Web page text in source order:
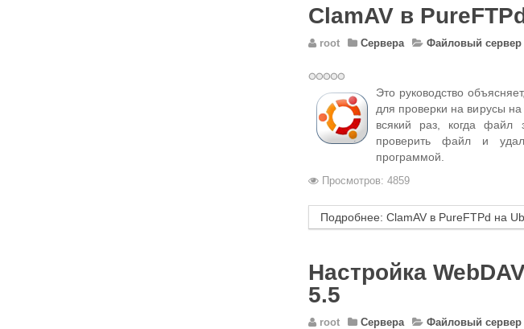
ClamAV в
root Сервера Файловый сервер
Это руководство
для проверки на вирусы
всякий раз, когда файл
проверить файл и
программой.
Просмотров: 4859
Подробнее: ClamAV в PureFTPd на
Настройка
5.5
root Сервера Файловый сервер